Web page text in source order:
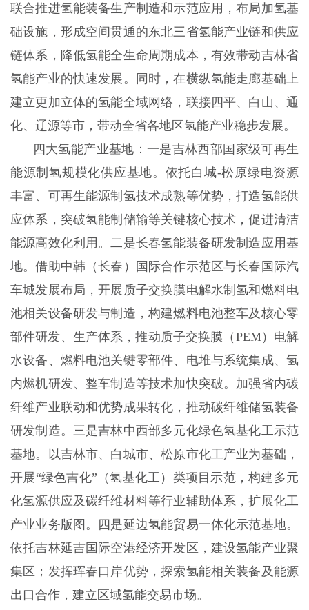
联合推进氢能装备生产制造和示范应用，布局加氢基
础设施，形成空间贯通的东北三省氢能产业链和供应
链体系，降低氢能全生命周期成本，有效带动吉林省
氢能产业的快速发展。同时，在横纵氢能走廊基础上
建立更加立体的氢能全域网络，联接四平、白山、通
化、辽源等市，带动全省各地区氢能产业稳步发展。
四大氢能产业基地：一是吉林西部国家级可再生
能源制氢规模化供应基地。依托白城-松原绿电资源
丰富、可再生能源制氢技术成熟等优势，打造氢能供
应体系，突破氢能制储输等关键核心技术，促进清洁
能源高效化利用。二是长春氢能装备研发制造应用基
地。借助中韩（长春）国际合作示范区与长春国际汽
车城发展布局，开展质子交换膜电解水制氢和燃料电
池相关设备研发与制造，构建燃料电池整车及核心零
部件研发、生产体系，推动质子交换膜（PEM）电解
水设备、燃料电池关键零部件、电堆与系统集成、氢
内燃机研发、整车制造等技术加快突破。加强省内碳
纤维产业联动和优势成果转化，推动碳纤维储氢装备
研发制造。三是吉林中西部多元化绿色氢基化工示范
基地。以吉林市、白城市、松原市化工产业为基础，
开展“绿色吉化”（氢基化工）类项目示范，构建多元
化氢源供应及碳纤维材料等行业辅助体系，扩展化工
产业业务版图。四是延边氢能贸易一体化示范基地。
依托吉林延吉国际空港经济开发区，建设氢能产业聚
集区；发挥珲春口岸优势，探索氢能相关装备及能源
出口合作，建立区域氢能交易市场。